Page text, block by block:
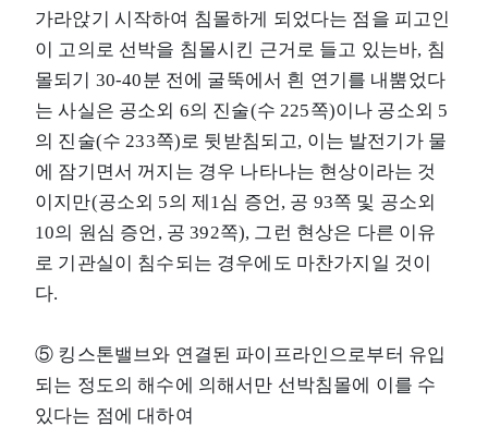
가라앉기 시작하여 침몰하게 되었다는 점을 피고인
이 고의로 선박을 침몰시킨 근거로 들고 있는바, 침
몰되기 30-40분 전에 굴뚝에서 흰 연기를 내뿜었다
는 사실은 공소외 6의 진술(수 225쪽)이나 공소외 5
의 진술(수 233쪽)로 뒷받침되고, 이는 발전기가 물
에 잠기면서 꺼지는 경우 나타나는 현상이라는 것
이지만(공소외 5의 제1심 증언, 공 93쪽 및 공소외
10의 원심 증언, 공 392쪽), 그런 현상은 다른 이유
로 기관실이 침수되는 경우에도 마찬가지일 것이
다.
⑤ 킹스톤밸브와 연결된 파이프라인으로부터 유입
되는 정도의 해수에 의해서만 선박침몰에 이를 수
있다는 점에 대하여